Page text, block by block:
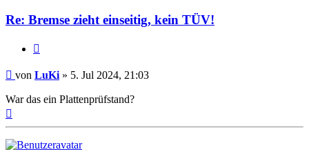
Re: Bremse zieht einseitig, kein TÜV!
Beitrag
von LuKi » 5. Jul 2024, 21:03
War das ein Plattenprüfstand?